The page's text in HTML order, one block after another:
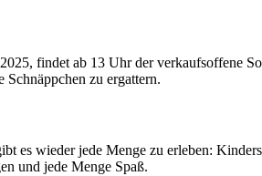
findet ab 13 Uhr der verkaufsoffene
Schnäppchen zu ergattern.
es wieder jede Menge zu erleben:
und jede Menge Spaß.